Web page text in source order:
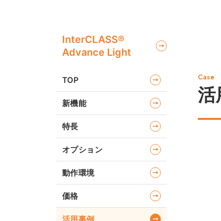
Case
活
InterCLASS®︎
Advance Light
TOP
新機能
特長
オプション
動作環境
価格
活用事例